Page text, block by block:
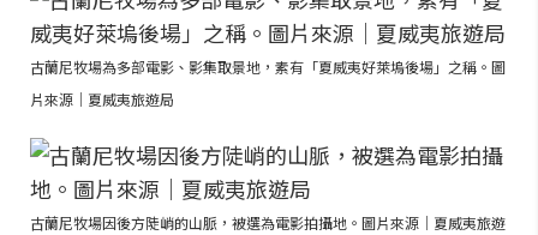
古蘭尼牧場為多部電影、影集取景地，素有「夏威夷好萊塢後場」之稱。圖
片來源｜夏威夷旅遊局
古蘭尼牧場因後方陡峭的山脈，被選為電影拍攝地。圖片來源｜夏威夷旅遊